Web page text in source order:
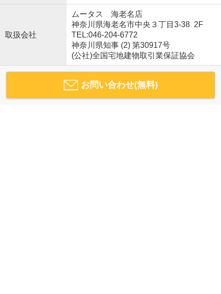
取扱会社
ムータス 海老名店
神奈川県海老名市中央３丁目3-38 2F
TEL:046-204-6772
神奈川県知事 (2) 第30917号
(公社)全国宅地建物取引業保証協会
お問い合わせ(無料)